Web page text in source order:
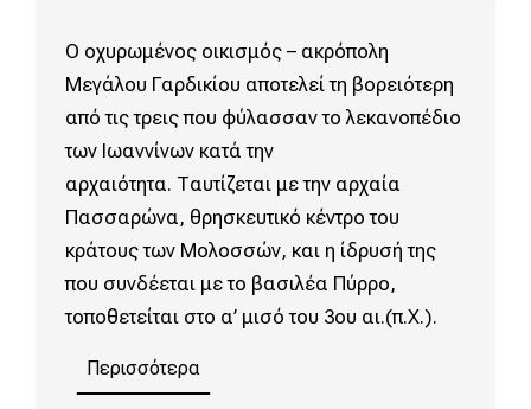
Ο οχυρωμένος οικισμός – ακρόπολη
Μεγάλου Γαρδικίου αποτελεί τη βορειότερη
από τις τρεις που φύλασσαν το λεκανοπέδιο
των Ιωαννίνων κατά την
αρχαιότητα. Ταυτίζεται με την αρχαία
Πασσαρώνα, θρησκευτικό κέντρο του
κράτους των Μολοσσών, και η ίδρυσή της
που συνδέεται με το βασιλέα Πύρρο,
τοποθετείται στο α’ μισό του 3ου αι.(π.X.).
Περισσότερα